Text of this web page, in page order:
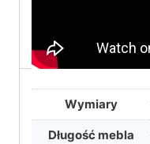
Wymiary
Długość mebla